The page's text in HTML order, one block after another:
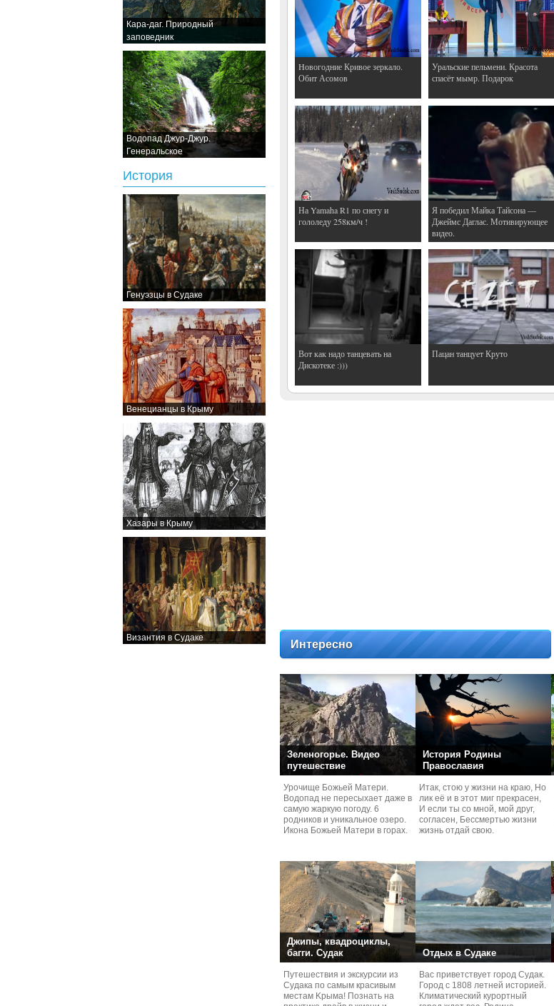
Кара-даг. Природный
заповедник
Водопад Джур-Джур.
Генеральское
История
Генуэзцы в Судаке
Венецианцы в Крыму
Хазары в Крыму
Византия в Судаке
Hовогодние Кривое зеркало.
Обит Асомов
Уральские пельмени. Красота
спасёт мымр. Подарок
На Yamaha R1 по снегу и
гололеду 258км/ч !
Я победил Майка Тайсона —
Джеймс Даглас. Мотивирующее
видео.
Вот как надо танцевать на
Дискотеке :)))
Пацан танцует Круто
Интересно
Зеленогорье. Видео
путешествие
Урочище Божьей Матери.
Водопад не пересыхает даже в
самую жаркую погоду. 6
родников и уникальное озеро.
Икона Божьей Матери в горах.
История Родины
Православия
Итак, стою у жизни на краю, Но
лик её и в этот миг прекрасен,
И если ты со мной, мой друг,
согласен, Бессмертью жизни
жизнь отдай свою.
Джипы, квадроциклы,
багги. Судак
Путешествия и экскурcии из
Судaка по самым красивым
местам Kрыма! Познать на
Отдых в Судаке
Вас приветствует город Судак.
Город с 1808 летней историей.
Климатический курортный